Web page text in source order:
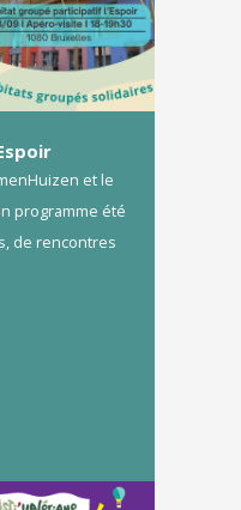
et le
programme été
de rencontres